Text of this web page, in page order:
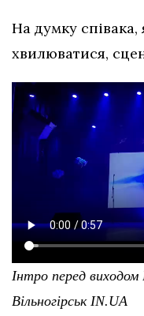
На думку
хвилюватися,
Інтро перед виходом
Вільногірськ IN.UA